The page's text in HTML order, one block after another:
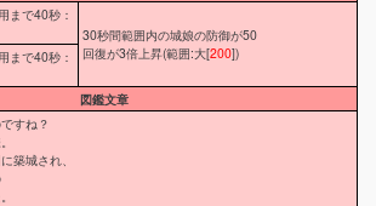
まで40秒：
30秒間範囲内の城娘の防御が50
回復が3倍上昇(範囲:大[200])
まで40秒：
図鑑文章
すね？
築城され、